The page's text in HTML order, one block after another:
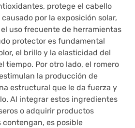
protege el cabello
por la exposición solar,
uso frecuente de herramientas
protector es fundamental
el brillo y la elasticidad del
tiempo. Por otro lado, el romero
la producción de
estructural que le da fuerza y
Al integrar estos ingredientes
o adquirir productos
es posible